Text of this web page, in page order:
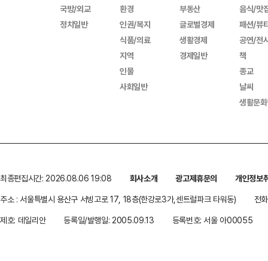
국방/외교
정치일반
환경
인권/복지
식품/의료
지역
인물
사회일반
부동산
글로벌경제
생활경제
경제일반
음식/맛
패션/뷰
공연/전
책
종교
날씨
생활문
최종편집시간: 2026.08.06 19:08 회사소개 광고제휴문의
개인정보
주소 : 서울특별시 용산구 서빙고로 17, 18층(한강로3가,센트럴파크 타워동)
전
제호: 데일리안
등록일/발행일: 2005.09.13 등록번호: 서울 아00055